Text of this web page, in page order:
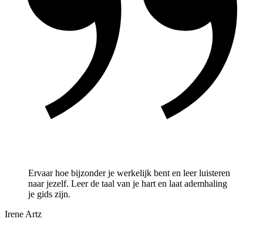
Ervaar hoe bijzonder je werkelijk bent en leer luisteren
naar jezelf. Leer de taal van je hart en laat ademhaling
je gids zijn.
Irene Artz